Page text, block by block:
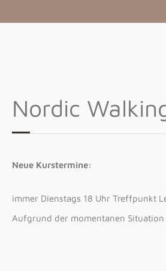
Nordic
Neue Kurstermine:
immer Dienstags 18 Uhr Treffpunkt
Aufgrund der momentanen